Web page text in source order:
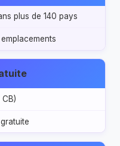
plus de 140 pays